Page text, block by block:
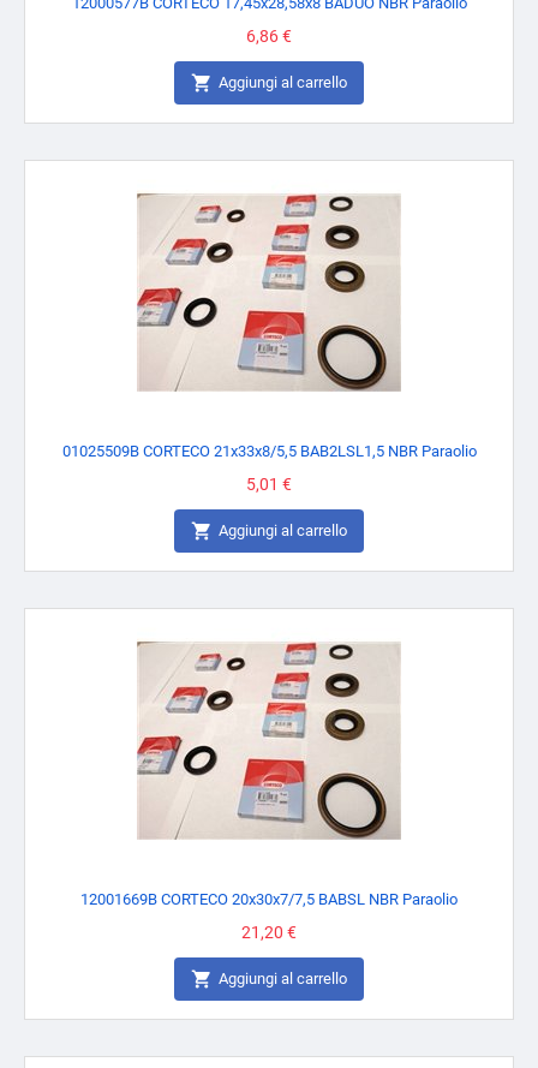
Prezzo
6,86 €
 Aggiungi al carrello
01025509B CORTECO 21x33x8/5,5 BAB2LSL1,5 NBR Paraolio
Prezzo
5,01 €
 Aggiungi al carrello
12001669B CORTECO 20x30x7/7,5 BABSL NBR Paraolio
Prezzo
21,20 €
 Aggiungi al carrello